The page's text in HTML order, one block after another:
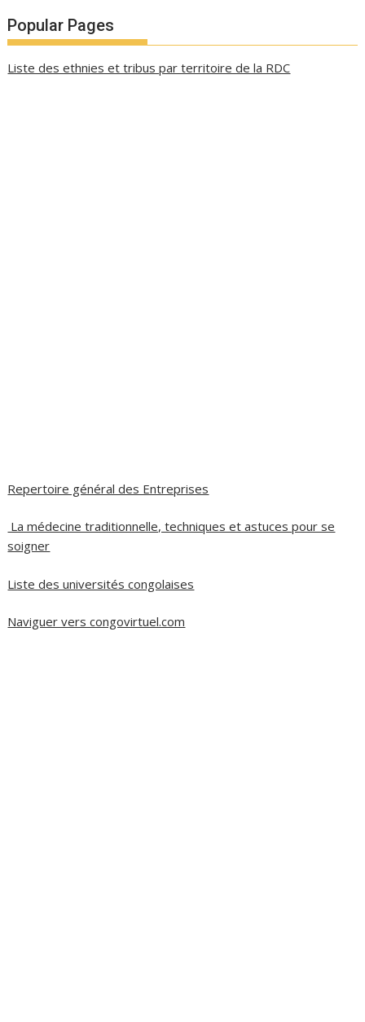
Popular Pages
Liste des ethnies et tribus par territoire de la RDC
Repertoire général des Entreprises
La médecine traditionnelle, techniques et astuces pour se
soigner
Liste des universités congolaises
Naviguer vers congovirtuel.com